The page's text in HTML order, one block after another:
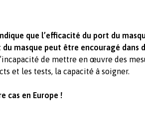
que l’efficacité du port du
masque peut être encouragé dans
de mettre en œuvre des
et les tests, la capacité à soigner.
cas en Europe !